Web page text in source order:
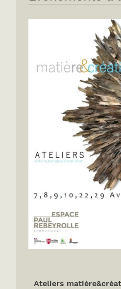
Ateliers